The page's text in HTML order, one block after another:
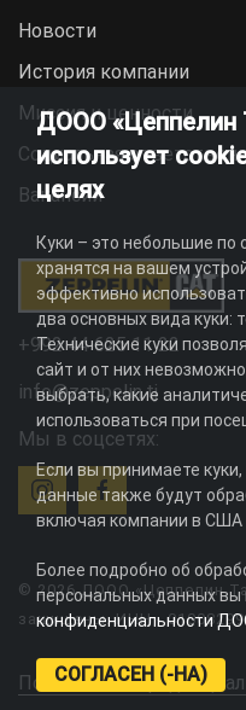
Новости
История компании
Миссия и ценности
Социальная
Вакансии
+992 44 625 11 22
info@zeppelin.tj
Мы в соцсетях:
© 2026 ДООО «Цеппелин
защищены. ИНН -
Политика
ДООО «Цеппелин
использует
целях
Куки – это небольшие
хранятся на вашем
эффективно
два основных вида куки:
Технические куки
сайт и от них
выбрать, какие
использоваться при
Если вы принимаете
данные также будут
включая компании в США
Более подробно об
персональных данных
конфиденциальности
СОГЛАСЕН (-НА)